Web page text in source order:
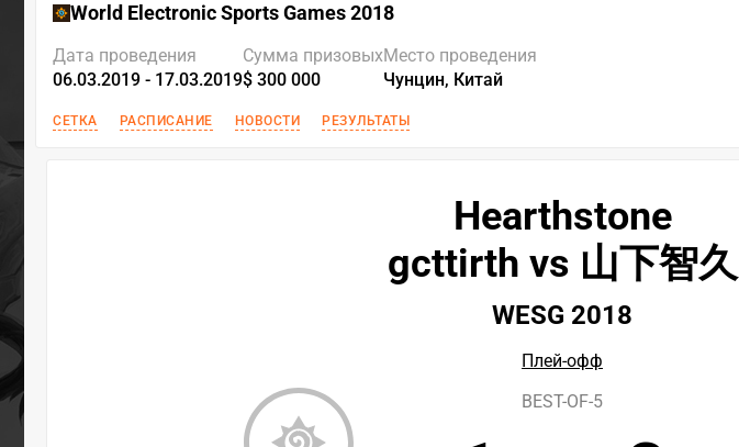
World Electronic Sports Games 2018
Дата проведения
06.03.2019 - 17.03.2019
Сумма призовых
$ 300 000
Место проведения
Чунцин, Китай
СЕТКА РАСПИСАНИЕ НОВОСТИ РЕЗУЛЬТАТЫ
Hearthstone
gcttirth vs 山下智久
WESG 2018
Плей-офф
BEST-OF-5